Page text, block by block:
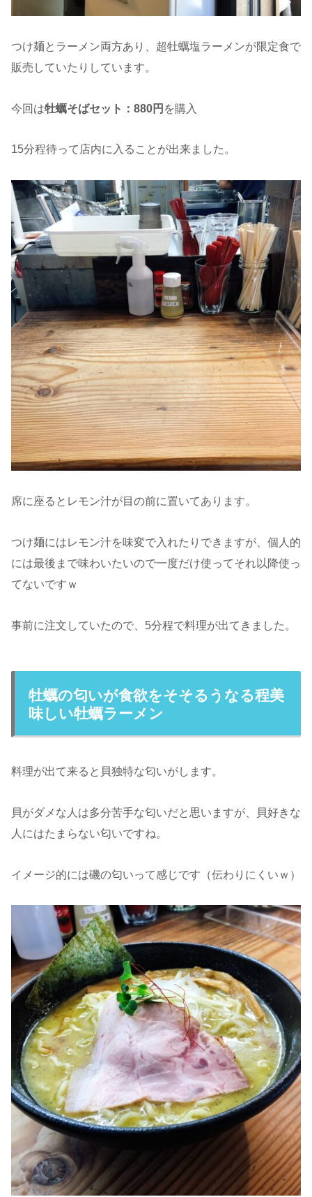
つけ麺とラーメン両方あり、超牡蠣塩ラーメンが限定食で
販売していたりしています。
今回は牡蠣そばセット：880円 を購入
15分程待って店内に入ることが出来ました。
席に座るとレモン汁が目の前に置いてあります。
つけ麺にはレモン汁を味変で入れたりできますが、個人的
には最後まで味わいたいので一度だけ使ってそれ以降使っ
てないですｗ
事前に注文していたので、5分程で料理が出てきました。
牡蠣の匂いが食欲をそそるうなる程美
味しい牡蠣ラーメン
料理が出て来ると貝独特な匂いがします。
貝がダメな人は多分苦手な匂いだと思いますが、貝好きな
人にはたまらない匂いですね。
イメージ的には磯の匂いって感じです（伝わりにくいｗ）